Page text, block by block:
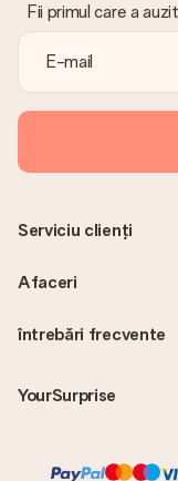
Fii primul care a
întrebări frecvente
YourSurprise
Serviciu clienți
Afaceri